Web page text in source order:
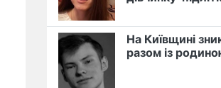
На Київщині
разом із